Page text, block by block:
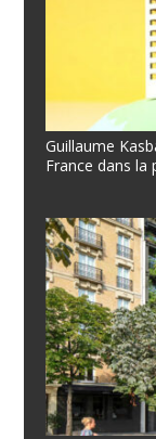
Guillaume
France dans la